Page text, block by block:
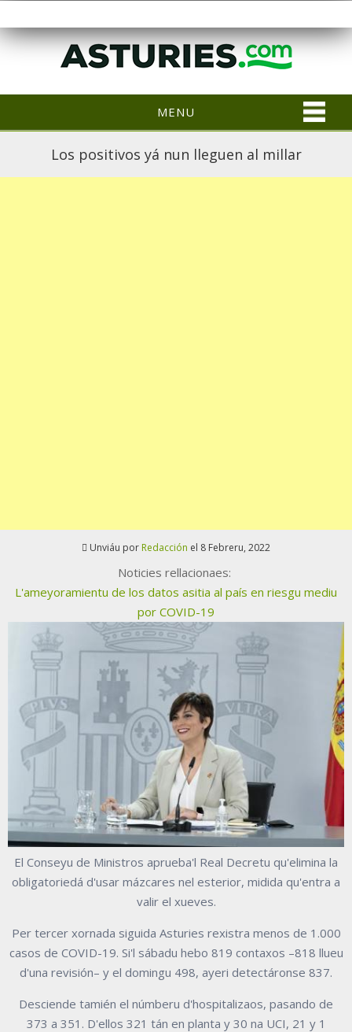
MENU
Los positivos yá nun lleguen al millar
Unviáu por Redacción el 8 Febreru, 2022
Noticies rellacionaes:
L'ameyoramientu de los datos asitia al país en riesgu mediu
por COVID-19
El Conseyu de Ministros aprueba'l Real Decretu qu'elimina la
obligatoriedá d'usar mázcares nel esterior, midida qu'entra a
valir el xueves.
Per tercer xornada siguida Asturies rexistra menos de 1.000
casos de COVID-19. Si'l sábadu hebo 819 contaxos –818 llueu
d'una revisión– y el domingu 498, ayeri detectáronse 837.
Desciende tamién el númberu d'hospitalizaos, pasando de
373 a 351. D'ellos 321 tán en planta y 30 na UCI, 21 y 1